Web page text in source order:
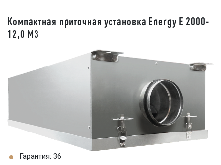
Компактная приточная установка Energy E 2000-
12,0 M3
Гарантия: 36